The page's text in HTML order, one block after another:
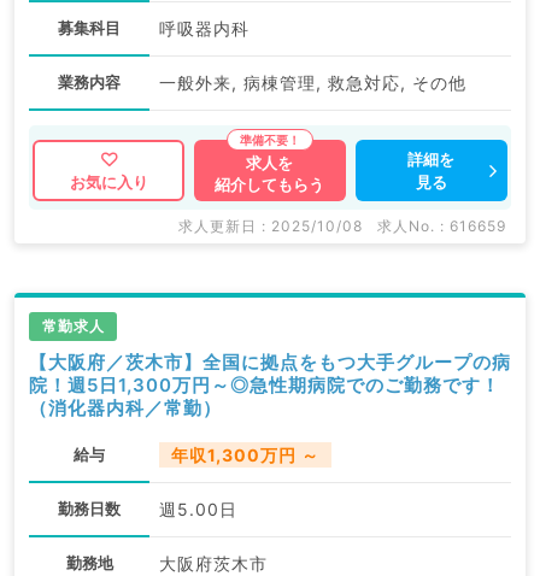
募集科目 呼吸器内科
業務内容 一般外来, 病棟管理, 救急対応, その他
お気に入り
求人を
紹介してもらう
詳細を
見る
求人更新日 : 2025/10/08 求人No. : 616659
常勤求人
【大阪府／茨木市】全国に拠点をもつ大手グループの病
院！週5日1,300万円～◎急性期病院でのご勤務です！
（消化器内科／常勤）
給与 年収1,300万円 ～
勤務日数 週5.00日
勤務地 大阪府茨木市